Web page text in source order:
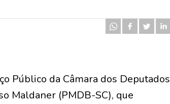
Público da Câmara dos Deputados
Maldaner (PMDB-SC), que